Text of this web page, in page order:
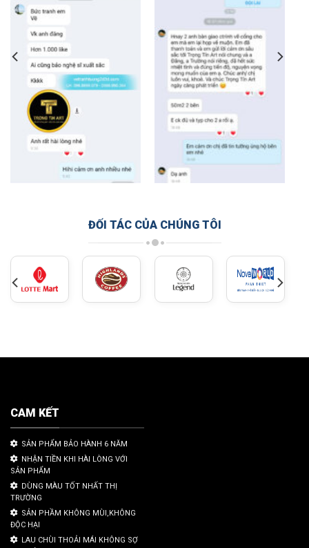
ĐỐI TÁC CỦA CHÚNG TÔI
CAM KẾT
SẢN PHẨM BẢO HÀNH 6 NĂM
NHẬN TIỀN KHI HÀI LÒNG VỚI
SẢN PHẨM
DÙNG MÀU TỐT NHẤT THỊ
TRƯỜNG
SẢN PHẦM KHÔNG MÙI,KHÔNG
ĐỘC HẠI
LAU CHÙI THOẢI MÁI KHÔNG SỢ